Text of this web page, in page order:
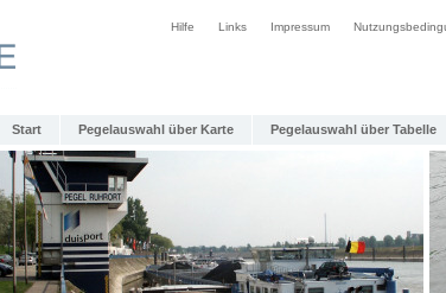
Hilfe Links Impressum
Start Pegelauswahl über Karte Pegelauswahl über Tabelle